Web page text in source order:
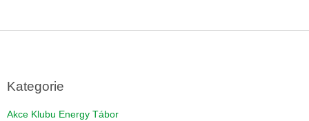
Kategorie
Akce Klubu Energy Tábor